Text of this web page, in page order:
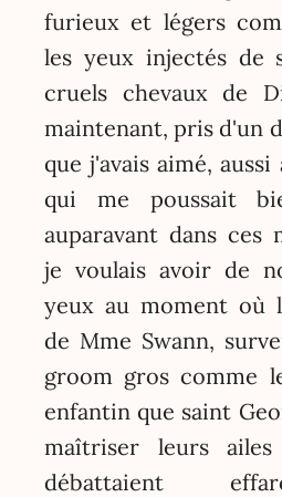
furieux et légers
les yeux injectés de
cruels chevaux de
maintenant, pris d'un
que j'avais aimé,
qui me poussait
auparavant dans ces
je voulais avoir de
yeux au moment où
de Mme Swann,
groom gros comme
enfantin que saint
maîtriser leurs
débattaient